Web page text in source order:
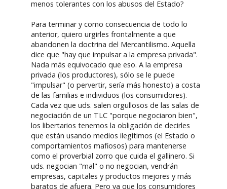
menos tolerantes con los abusos del Estado?
Para terminar y como consecuencia de todo lo
anterior, quiero urgirles frontalmente a que
abandonen la doctrina del Mercantilismo. Aquella
dice que "hay que impulsar a la empresa privada".
Nada más equivocado que eso. A la empresa
privada (los productores), sólo se le puede
"impulsar" (o pervertir, sería más honesto) a costa
de las familias e individuos (los consumidores).
Cada vez que uds. salen orgullosos de las salas de
negociación de un TLC "porque negociaron bien",
los libertarios tenemos la obligación de decirles
que están usando medios ilegítimos (el Estado o
comportamientos mafiosos) para mantenerse
como el proverbial zorro que cuida el gallinero. Si
uds. negocian "mal" o no negocian, vendrán
empresas, capitales y productos mejores y más
baratos de afuera. Pero ya que los consumidores